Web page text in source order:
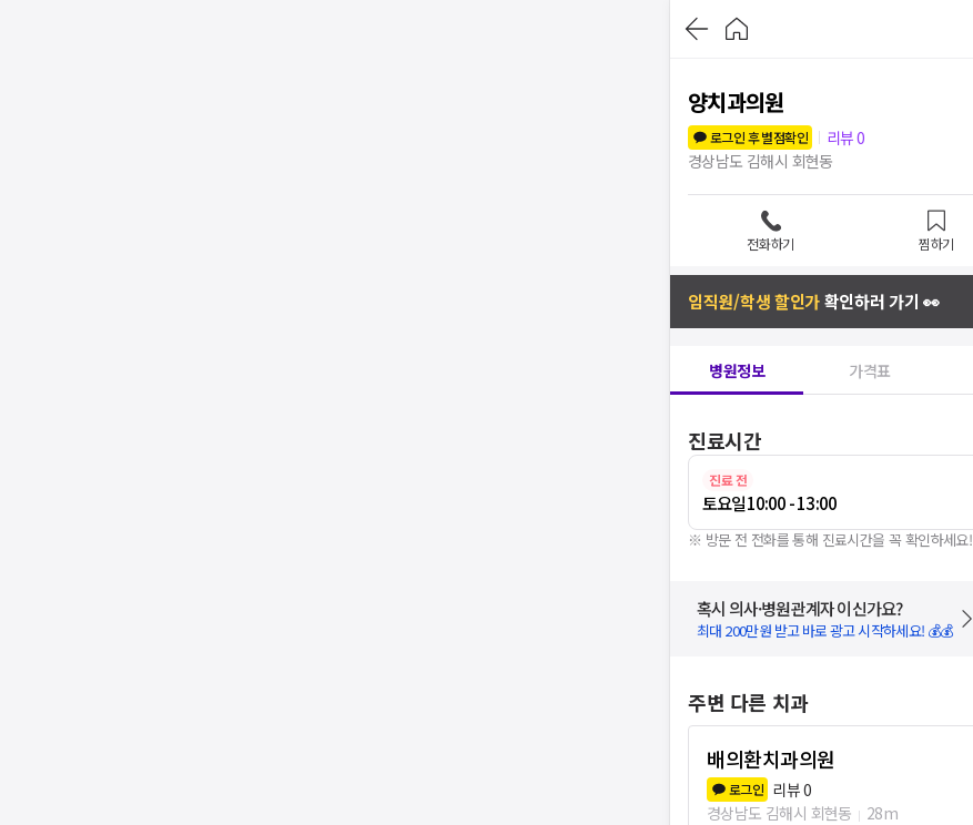
양치과의원
로그인 후 별점확인
리뷰0
경상남도 김해시 회현동
전화하기 찜하기
임직원/학생 할인가확인하러 가기 👀
병원정보 가격표
진료시간
진료 전
토요일10:00 - 13:00
※ 방문 전 전화를 통해 진료시간을 꼭 확인하세요!
혹시 의사·병원관계자 이신가요?
최대 200만원 받고 바로 광고 시작하세요! 💰💰
주변 다른 치과
배의환치과의원
로그인 리뷰0
경상남도 김해시 회현동
28m